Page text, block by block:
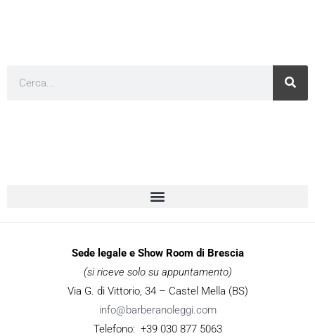
Sede legale e Show Room di Brescia
(si riceve solo su appuntamento)
Via G. di Vittorio, 34 – Castel Mella (BS)
info@barberanoleggi.com
Telefono: +39 030 877 5063